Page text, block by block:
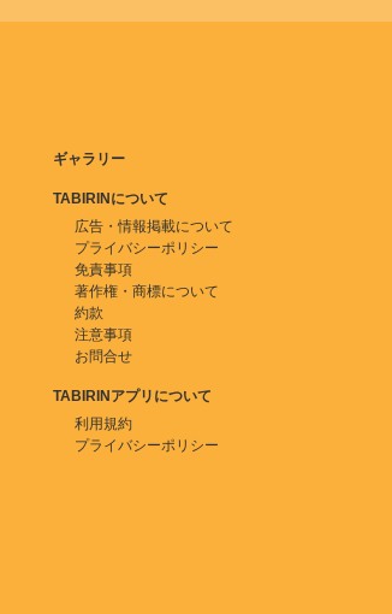
ギャラリー
TABIRINについて
広告・情報掲載について
プライバシーポリシー
免責事項
著作権・商標について
約款
注意事項
お問合せ
TABIRINアプリについて
利用規約
プライバシーポリシー